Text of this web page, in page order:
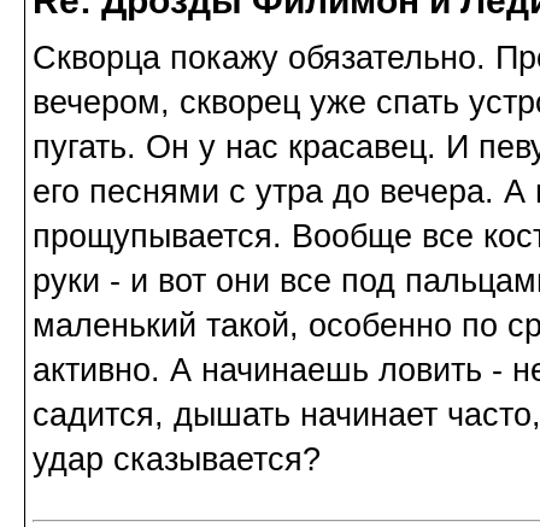
Скворца покажу обязательно.
вечером, скворец уже спать
пугать. Он у нас красавец. И
его песнями с утра до вечера. А
прощупывается. Вообще все
руки - и вот они все под
маленький такой, особенно по
активно. А начинаешь ловить -
садится, дышать начинает
удар сказывается?